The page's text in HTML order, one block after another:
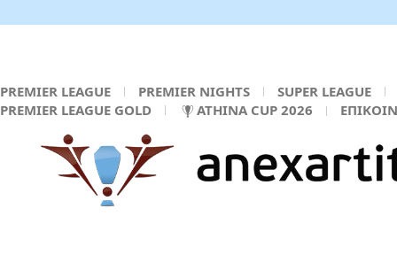
PREMIER LEAGUE PREMIER NIGHTS
SUPER LEAGUE
PREMIER LEAGUE GOLD
ATHINA CUP 2026